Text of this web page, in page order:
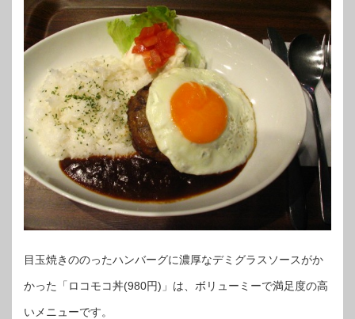
目玉焼きののったハンバーグに濃厚なデミグラスソースがか
かった「ロコモコ丼(980円)」は、ボリューミーで満足度の高
いメニューです。